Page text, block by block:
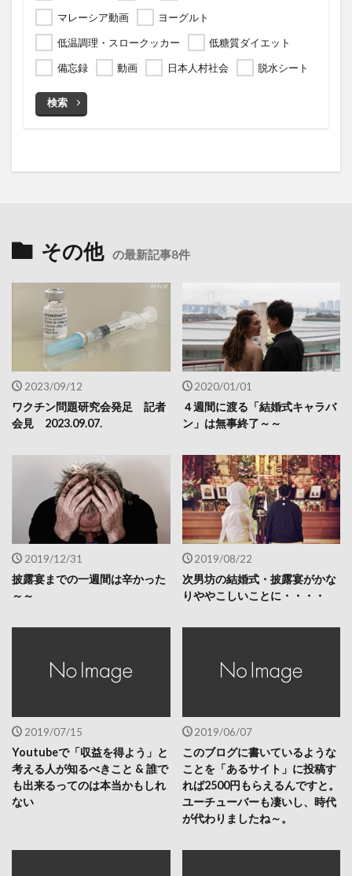
マレーシア動画
ヨーグルト
低温調理・スロークッカー
低糖質ダイエット
備忘録
動画 日本人村社会 脱水シート
検索
その他 の最新記事8件
2023/09/12
ワクチン問題研究会発足 記者
会見 2023.09.07.
2020/01/01
４週間に渡る「結婚式キャラバ
ン」は無事終了～～
2019/12/31
披露宴までの一週間は辛かった
～～
2019/08/22
次男坊の結婚式・披露宴がかな
りややこしいことに・・・・
2019/07/15
Youtubeで「収益を得よう」と
考える人が知るべきこと & 誰で
も出来るってのは本当かもしれ
ない
2019/06/07
このブログに書いているような
ことを「あるサイト」に投稿す
れば2500円もらえるんですと。
ユーチューバーも凄いし、時代
が代わりましたね～。